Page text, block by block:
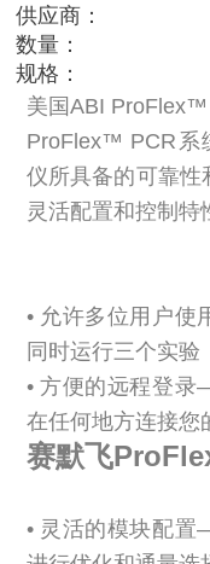
供应商：
数量：
规格：
美国ABI
ProFlex™ PCR系
仪所具备的可靠性
灵活配置和控制特
• 允许多位用户
同时运行三个实验
• 方便的远程登
在任何地方连接您
赛默飞
• 灵活的模块配